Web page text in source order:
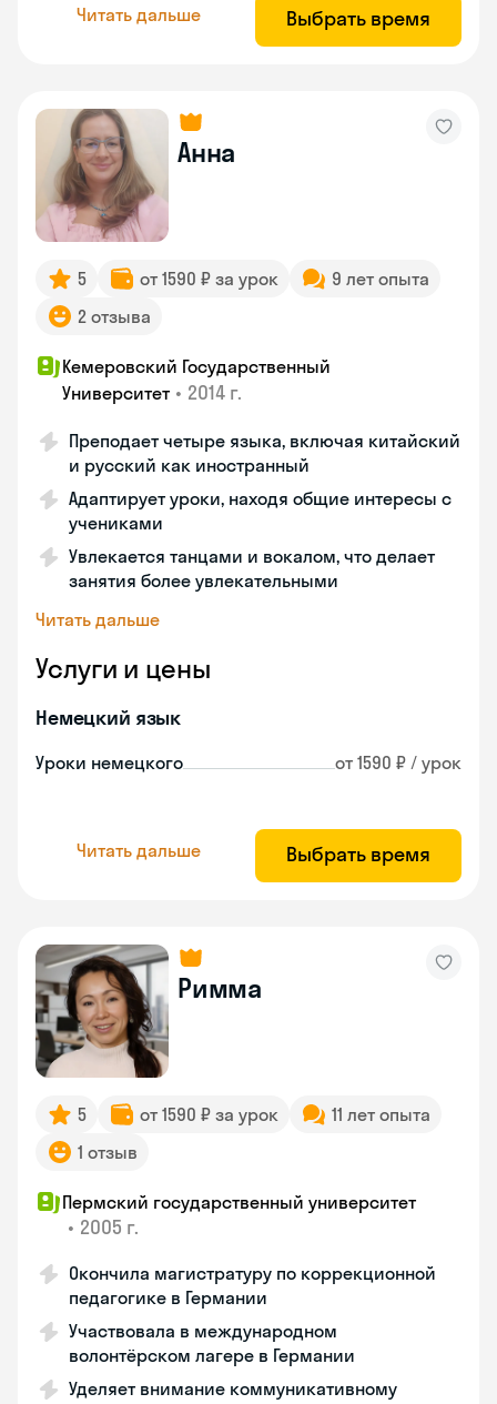
Читать дальше Выбрать время
Анна
5 от 1590 ₽ за урок
9 лет опыта
2 отзыва
Кемеровский Государственный
Университет • 2014 г.
Преподает четыре языка, включая китайский
и русский как иностранный
Адаптирует уроки, находя общие интересы с
учениками
Увлекается танцами и вокалом, что делает
занятия более увлекательными
Читать дальше
Услуги и цены
Немецкий язык
Уроки немецкого от 1590 ₽ / урок
Читать дальше Выбрать время
Римма
5 от 1590 ₽ за урок
11 лет опыта
1 отзыв
Пермский государственный университет
• 2005 г.
Окончила магистратуру по коррекционной
педагогике в Германии
Участвовала в международном
волонтёрском лагере в Германии
Уделяет внимание коммуникативному